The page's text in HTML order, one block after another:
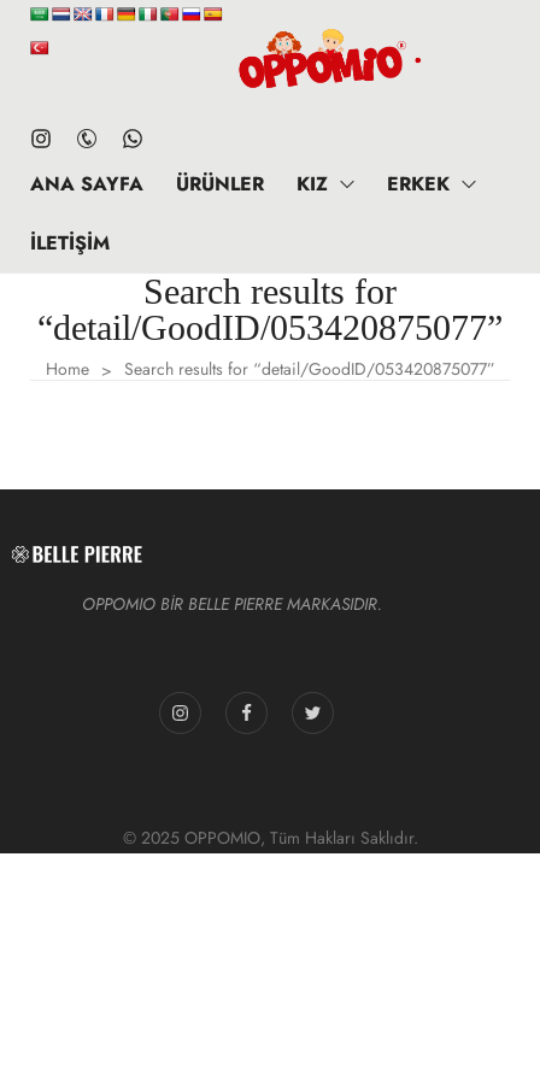
ANA SAYFA ÜRÜNLER KIZ ERKEK
İLETIŞIM
Search results for
“detail/GoodID/053420875077”
Home > Search results for “detail/GoodID/053420875077”
OPPOMIO BİR BELLE PIERRE MARKASIDIR.
© 2025 OPPOMIO, Tüm Hakları Saklıdır.